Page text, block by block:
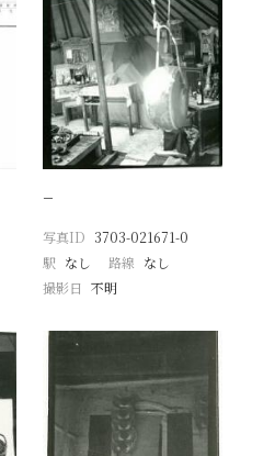
−
写真ID 3703-021671-0
駅 なし 路線 なし
撮影日 不明